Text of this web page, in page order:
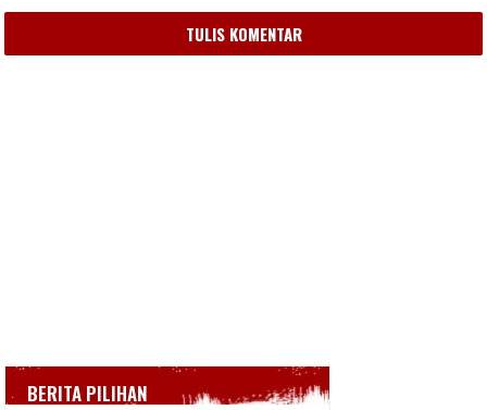
TULIS KOMENTAR
BERITA PILIHAN